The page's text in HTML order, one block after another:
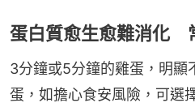
蛋白質愈生愈難消化
3分鐘或5分鐘的雞蛋，明顯
蛋，如擔心食安風險，可選